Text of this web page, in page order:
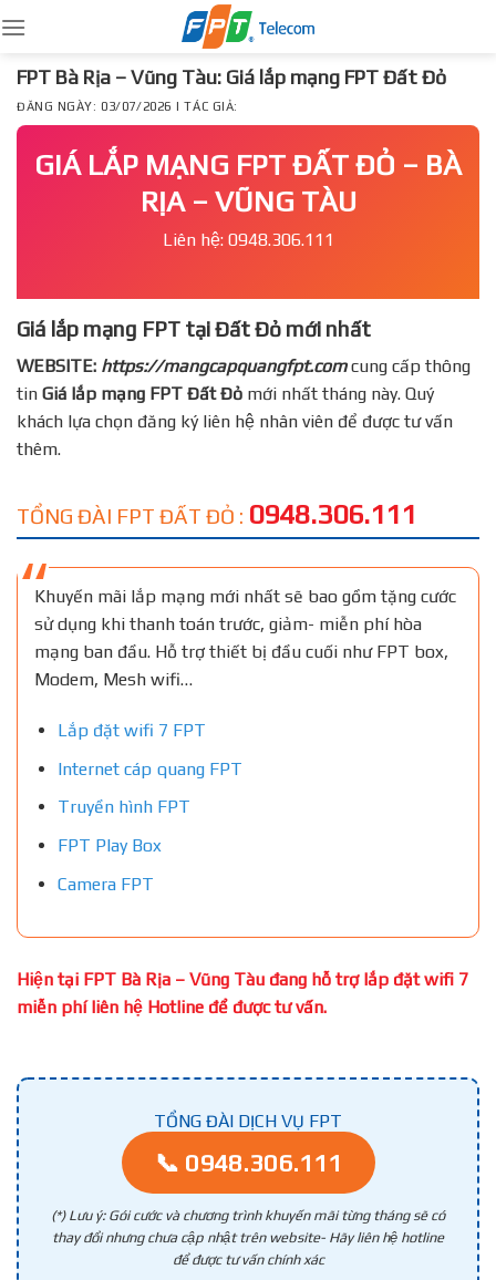
to
content
FPT Bà Rịa – Vũng Tàu: Giá lắp mạng FPT Đất Đỏ
ĐĂNG NGÀY: 03/07/2026 | TÁC GIẢ:
GIÁ LẮP MẠNG FPT ĐẤT ĐỎ – BÀ
RỊA – VŨNG TÀU
Liên hệ: 0948.306.111
Giá lắp mạng FPT tại Đất Đỏ mới nhất
WEBSITE: https://mangcapquangfpt.comcung cấp thông
tin Giá lắp mạng FPT Đất Đỏ mới nhất tháng này. Quý
khách lựa chọn đăng ký liên hệ nhân viên để được tư vấn
thêm.
TỔNG ĐÀI FPT ĐẤT ĐỎ : 0948.306.111
Khuyến mãi lắp mạng mới nhất sẽ bao gồm tặng cước
sử dụng khi thanh toán trước, giảm- miễn phí hòa
mạng ban đầu. Hỗ trợ thiết bị đầu cuối như FPT box,
Modem, Mesh wifi…
Lắp đặt wifi 7 FPT
Internet cáp quang FPT
Truyền hình FPT
FPT Play Box
Camera FPT
Hiện tại FPT Bà Rịa – Vũng Tàu đang hỗ trợ lắp đặt wifi 7
miễn phí liên hệ Hotline để được tư vấn.
TỔNG ĐÀI DỊCH VỤ FPT
📞 0948.306.111
(*) Lưu ý: Gói cước và chương trình khuyến mãi từng tháng sẽ có
thay đổi nhưng chưa cập nhật trên website- Hãy liên hệ hotline
để được tư vấn chính xác